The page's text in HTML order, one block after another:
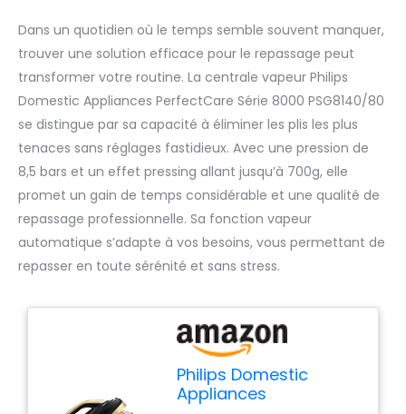
Dans un quotidien où le temps semble souvent manquer,
trouver une solution efficace pour le repassage peut
transformer votre routine. La centrale vapeur Philips
Domestic Appliances PerfectCare Série 8000 PSG8140/80
se distingue par sa capacité à éliminer les plis les plus
tenaces sans réglages fastidieux. Avec une pression de
8,5 bars et un effet pressing allant jusqu’à 700g, elle
promet un gain de temps considérable et une qualité de
repassage professionnelle. Sa fonction vapeur
automatique s’adapte à vos besoins, vous permettant de
repasser en toute sérénité et sans stress.
Philips Domestic
Appliances